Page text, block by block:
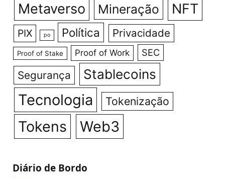
Metaverso
Mineração NFT
PIX po Política Privacidade
Proof of Stake Proof of Work SEC
Segurança Stablecoins
Tecnologia Tokenização
Tokens Web3
Diário de Bordo